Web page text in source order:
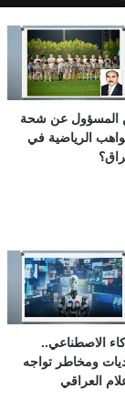
المسؤول عن شحة
الرياضية في
الاصطناعي..
ومخاطر تواجه
العراقي